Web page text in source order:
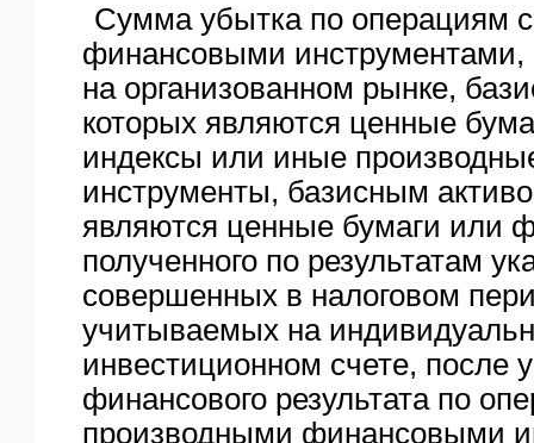
Сумма убытка по операциям
финансовыми
на организованном рынке,
которых являются ценные
индексы или иные
инструменты, базисным
являются ценные бумаги или
полученного по результатам
совершенных в налоговом
учитываемых на
инвестиционном счете, после
финансового результата по
производными финансовыми